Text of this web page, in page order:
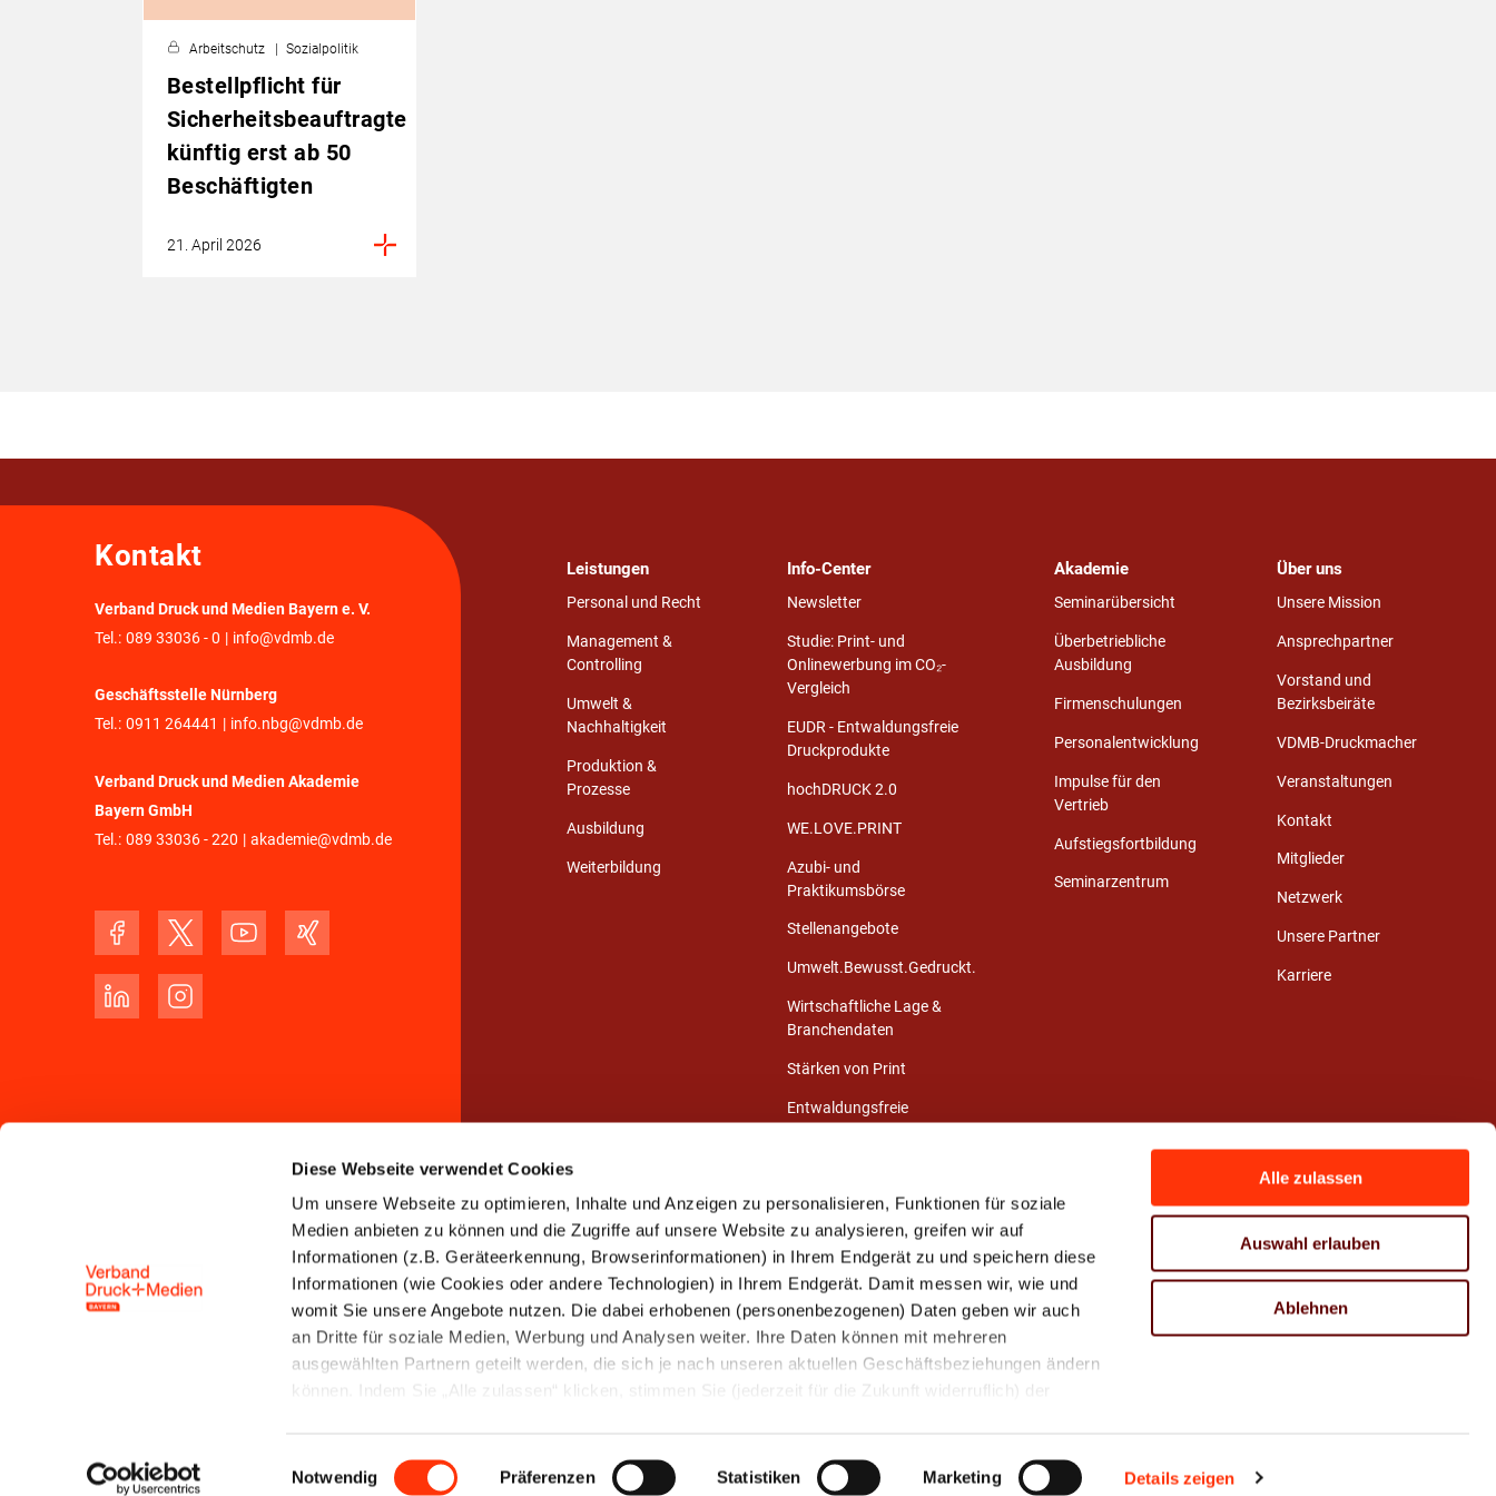
Diese Webseite verwendet Cookies
Um unsere Webseite zu optimieren, Inhalte und Anzeigen zu personalisieren, Funktionen für soziale
Medien anbieten zu können und die Zugriffe auf unsere Website zu analysieren, greifen wir auf
Informationen (z.B. Geräteerkennung, Browserinformationen) in Ihrem Endgerät zu und speichern diese
Informationen (wie Cookies oder andere Technologien) in Ihrem Endgerät. Damit messen wir, wie und
womit Sie unsere Angebote nutzen. Die dabei erhobenen (personenbezogenen) Daten geben wir auch
an Dritte für soziale Medien, Werbung und Analysen weiter. Ihre Daten können mit mehreren
ausgewählten Partnern geteilt werden, die sich je nach unseren aktuellen Geschäftsbeziehungen ändern
können. Indem Sie „Alle zulassen“ klicken, stimmen Sie (jederzeit für die Zukunft widerruflich) der
Einwilligungsauswahl
Notwendig Präferenzen Statistiken Marketing Details zeigen
Alle zulassen
Auswahl erlauben
Ablehnen
Arbeitschutz Sozialpolitik
Bestellpflicht für
Sicherheitsbeauftragte
künftig erst ab 50
Beschäftigten
21. April 2026
Kontakt
Verband Druck und Medien Bayern e. V.
Tel.: 089 33036 - 0 | info@vdmb.de
Geschäftsstelle Nürnberg
Tel.: 0911 264441 | info.nbg@vdmb.de
Verband Druck und Medien Akademie
Bayern GmbH
Tel.: 089 33036 - 220 | akademie@vdmb.de
Leistungen
Personal und Recht
Management &
Controlling
Umwelt &
Nachhaltigkeit
Produktion &
Prozesse
Ausbildung
Weiterbildung
Info-Center
Newsletter
Studie: Print- und
Onlinewerbung im CO₂-
Vergleich
EUDR - Entwaldungsfreie
Druckprodukte
hochDRUCK 2.0
WE.LOVE.PRINT
Azubi- und
Praktikumsbörse
Stellenangebote
Umwelt.Bewusst.Gedruckt.
Wirtschaftliche Lage &
Branchendaten
Stärken von Print
Entwaldungsfreie
Publikationen
Akademie
Seminarübersicht
Überbetriebliche
Ausbildung
Firmenschulungen
Personalentwicklung
Impulse für den
Vertrieb
Aufstiegsfortbildung
Seminarzentrum
Über uns
Unsere Mission
Ansprechpartner
Vorstand und
Bezirksbeiräte
VDMB-Druckmacher
Veranstaltungen
Kontakt
Mitglieder
Netzwerk
Unsere Partner
Karriere
Mitglied werden
Unsere Mitglieder
Ihre Mitgliedervorteile
Kontakt Newsletter Impressum Datenschutz Sitemap AGB Akademie